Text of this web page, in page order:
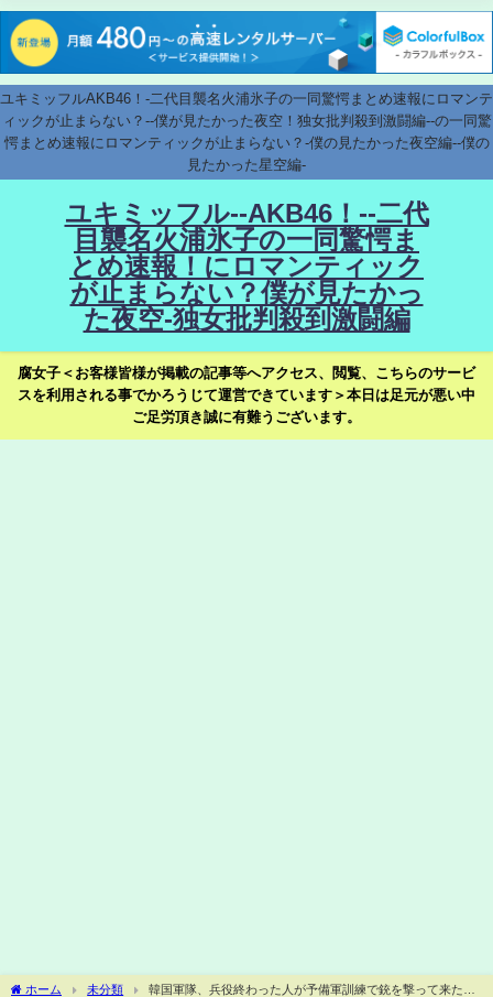
ユキミッフルAKB46！-二代目襲名火浦氷子の一同驚愕まとめ速報にロマンテ
ィックが止まらない？--僕が見たかった夜空！独女批判殺到激闘編--の一同驚
愕まとめ速報にロマンティックが止まらない？-僕の見たかった夜空編--僕の
見たかった星空編-
ユキミッフル--AKB46！--二代
目襲名火浦氷子の一同驚愕ま
とめ速報！にロマンティック
が止まらない？僕が見たかっ
た夜空-独女批判殺到激闘編
腐女子＜お客様皆様が掲載の記事等へアクセス、閲覧、こちらのサービ
スを利用される事でかろうじて運営できています＞本日は足元が悪い中
ご足労頂き誠に有難うございます。
ホーム 未分類
韓国軍隊、兵役終わった人が予備軍訓練で銃を撃って来た。